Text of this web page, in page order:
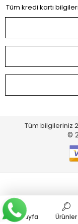
Tüm kredi kartı
Tüm bilgileriniz
©
Anasayfa Ürünler